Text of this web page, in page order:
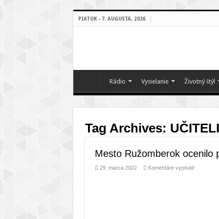
PIATOK - 7. AUGUSTA, 2026
Rádio Vysielanie Životný štýl
Tag Archives:
Mesto Ružomberok ocenilo
29. marca 2022 Komentáre vypnuténa